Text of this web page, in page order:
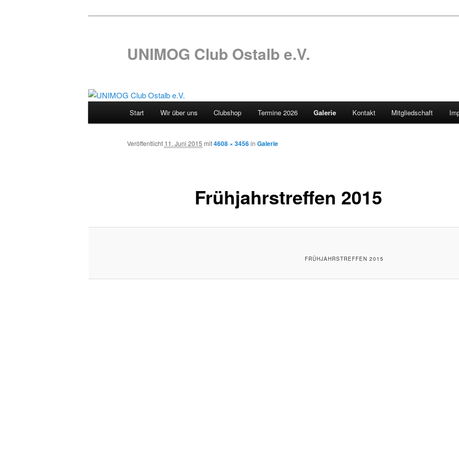
UNIMOG Club Ostalb e.V.
Zum
Inhalt
Start Wir über uns Clubshop Termine 2026 Galerie Kontakt Mitgliedschaft
Frühjahrstreffen 2015
Veröffentlicht 11. Juni 2015 mit4608 × 3456in Galerie
FRÜHJAHRSTREFFEN 2015